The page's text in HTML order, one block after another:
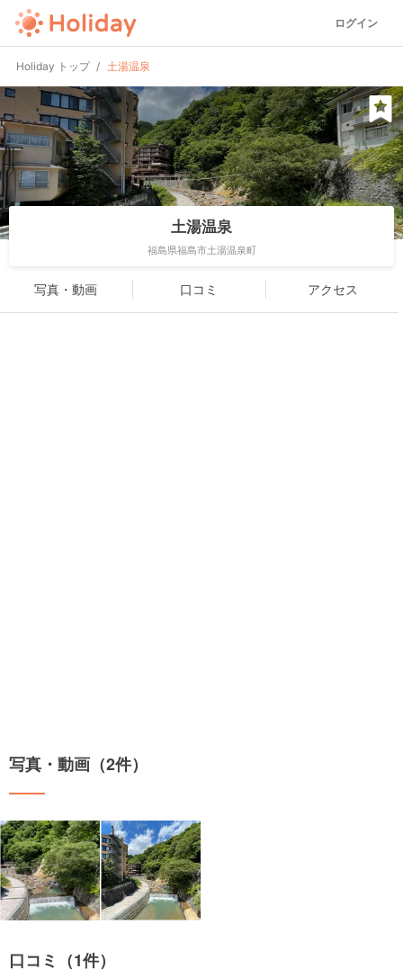
ログイン
Holiday トップ 土湯温泉
土湯温泉
福島県福島市土湯温泉町
写真・動画 口コミ アクセス
写真・動画（2件）
口コミ（1件）